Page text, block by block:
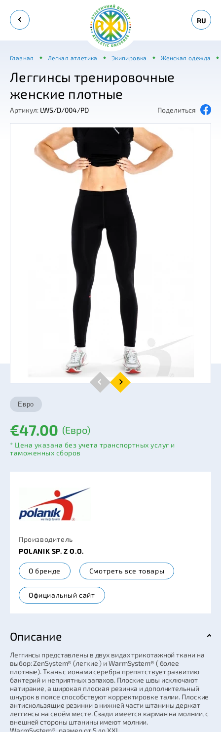
RU
Главная Легкая атлетика Экипировка Женская одежда
Артикул: LWS/D/004/PD Поделиться
Леггинсы тренировочные
женские плотные
€47.00 (Евро)
* Цена указана без учета транспортных услуг и
таможенных сборов
Производитель
POLANIK SP. Z O.O.
О бренде Смотреть все товары
Официальный сайт
Описание
Леггинсы представлены в двух видах трикотажной ткани на
выбор: ZenSystem® (легкие ) и WarmSystem® ( более
плотные). Ткань с ионами серебра препятствует развитию
бактерий и неприятных запахов. Плоские швы исключают
натирание, а широкая плоская резинка и дополнительный
шнурок в поясе способствуют корректировке талии. Плоские
антискользящие резинки в нижней части штанины держат
леггинсы на своём месте. Сзади имеется карман на молнии, с
внешней стороны штанины имеют молнии.
WarmSystem®, размер от S до XXL.